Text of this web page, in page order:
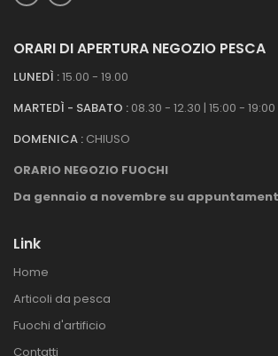
ORARI DI APERTURA NEGOZIO PESCA
LUNEDÌ :15.00 - 19.00
MARTEDÌ - SABATO : 08.30 - 12.30 | 15:00 - 19:00
DOMENICA : CHIUSO
ORARIO NEGOZIO FUOCHI
Da gennaio a novembre su
Link
Home
Articoli da pesca
Fuochi d'artificio
Contatti